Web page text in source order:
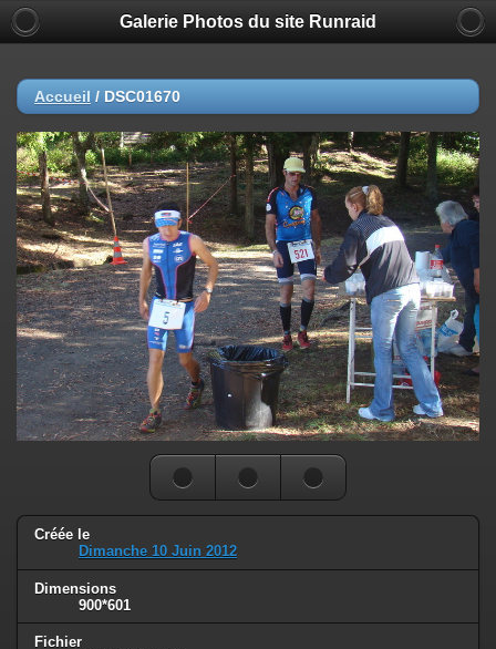
Galerie Photos du site Runraid
Accueil / DSC01670
Créée le
Dimanche 10 Juin 2012
Dimensions
900*601
Fichier